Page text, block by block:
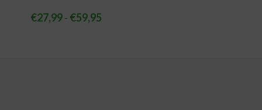
€27,99- €59,95